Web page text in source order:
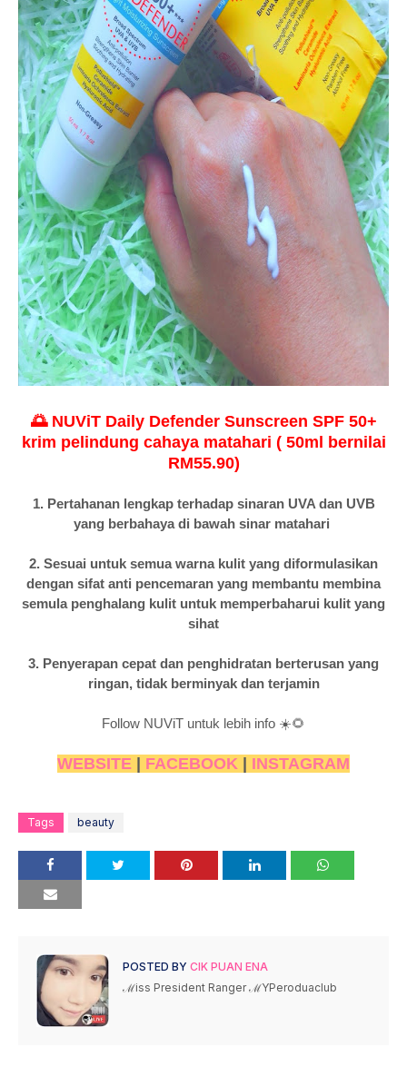
🌅 NUViT Daily Defender Sunscreen SPF 50+
krim pelindung cahaya matahari ( 50ml bernilai
RM55.90)
1. Pertahanan lengkap terhadap sinaran UVA dan UVB
yang berbahaya di bawah sinar matahari
2. Sesuai untuk semua warna kulit yang diformulasikan
dengan sifat anti pencemaran yang membantu membina
semula penghalang kulit untuk memperbaharui kulit yang
sihat
3. Penyerapan cepat dan penghidratan berterusan yang
ringan, tidak berminyak dan terjamin
Follow NUViT untuk lebih info ☀️🌻
WEBSITE FACEBOOK INSTAGRAM
Tags beauty
POSTED BY CIK PUAN ENA
ℳiss President Ranger ℳYPeroduaclub